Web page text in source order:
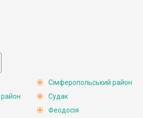
Сімферопольський район
Судак
Феодосія